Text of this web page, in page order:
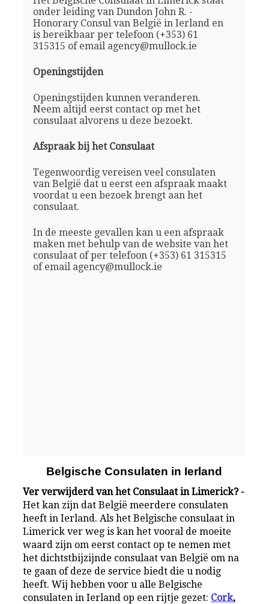
onder leiding van Dundon John R. -
Honorary Consul van België in Ierland en
is bereikbaar per telefoon (+353) 61
315315 of email agency@mullock.ie
Openingstijden
Openingstijden kunnen veranderen.
Neem altijd eerst contact op met het
consulaat alvorens u deze bezoekt.
Afspraak bij het Consulaat
Tegenwoordig vereisen veel consulaten
van België dat u eerst een afspraak maakt
voordat u een bezoek brengt aan het
consulaat.
In de meeste gevallen kan u een afspraak
maken met behulp van de website van het
consulaat of per telefoon (+353) 61 315315
of email agency@mullock.ie
Belgische Consulaten in Ierland
Ver verwijderd van het Consulaat in Limerick? -
Het kan zijn dat België meerdere consulaten
heeft in Ierland. Als het Belgische consulaat in
Limerick ver weg is kan het vooral de moeite
waard zijn om eerst contact op te nemen met
het dichtstbijzijnde consulaat van België om na
te gaan of deze de service biedt die u nodig
heeft. Wij hebben voor u alle Belgische
consulaten in Ierland op een rijtje gezet: Cork,